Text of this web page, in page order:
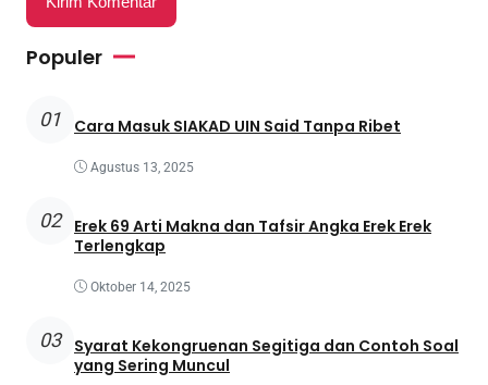
Populer
01 Cara Masuk SIAKAD UIN Said Tanpa Ribet
Agustus 13, 2025
02
Erek 69 Arti Makna dan Tafsir Angka Erek Erek
Terlengkap
Oktober 14, 2025
03
Syarat Kekongruenan Segitiga dan Contoh Soal
yang Sering Muncul